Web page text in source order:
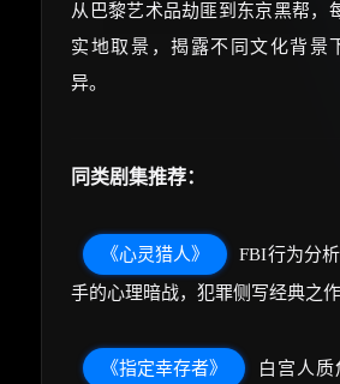
从巴黎艺术品劫匪到东京黑帮，
实地取景，揭露不同文化背景
异。
同类剧集推荐：
《心灵猎人》
FBI行为分
手的心理暗战，犯罪侧写经典之作
《指定幸存者》
白宫人